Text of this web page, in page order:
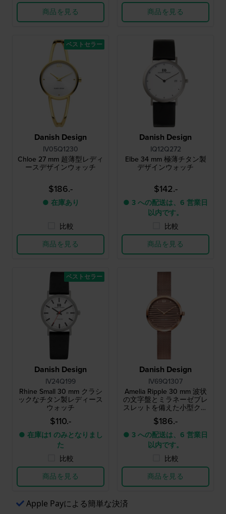
商品を見る
商品を見る
Danish Design
IV05Q1230
Chloe 27 mm 超薄型レディ
ースデザインウォッチ
$186.-
● 在庫あり
比較
商品を見る
ベストセラー
Danish Design
IQ12Q272
Elbe 34 mm 極薄チタン製
デザインウォッチ
$142.-
● 3 への配送は、6 営業日
以内です。
比較
商品を見る
Danish Design
IV24Q199
Rhine Small 30 mm クラシ
ックなチタン製レディース
ウォッチ
$110.-
● 在庫は1 のみとなりまし
た
比較
商品を見る
ベストセラー
Danish Design
IV69Q1307
Amelia Ripple 30 mm 波状
の文字盤とミラネーゼブレ
スレットを備えた小型クォ
ーツウォッチ
$186.-
● 3 への配送は、6 営業日
以内です。
比較
商品を見る
Apple Payによる簡単な決済